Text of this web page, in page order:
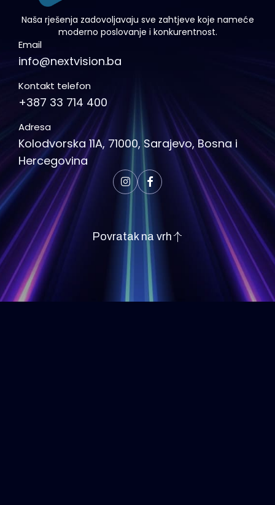
Naša rješenja zadovoljavaju sve zahtjeve koje nameće
moderno poslovanje i konkurentnost.
Email
info@nextvision.ba
Kontakt telefon
+387 33 714 400
Adresa
Kolodvorska 11A, 71000, Sarajevo, Bosna i
Hercegovina
Povratak na vrh